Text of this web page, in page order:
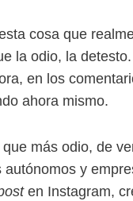
cosa que
la odio, la
en los
ahora mismo.
más odio, de
autónomos y
en Instagram,